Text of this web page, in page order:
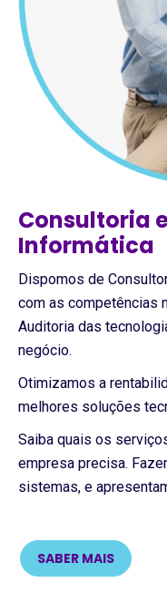
Consultoria
Informática
Dispomos de
com as competências
Auditoria das
negócio.
Otimizamos a
melhores soluções
Saiba quais os
empresa precisa.
sistemas, e
SABER MAIS